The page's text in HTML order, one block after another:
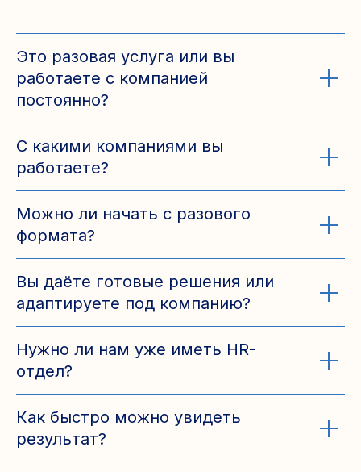
Это разовая услуга или вы
работаете с компанией
постоянно?
С какими компаниями вы
работаете?
Можно ли начать с разового
формата?
Вы даёте готовые решения или
адаптируете под компанию?
Нужно ли нам уже иметь HR-
отдел?
Как быстро можно увидеть
результат?